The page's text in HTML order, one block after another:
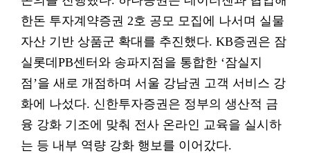
한돈 투자계약증권 2호 공모 모집에 나서며 실물
자산 기반 상품군 확대를 추진했다. KB증권은 잠
실롯데PB센터와 송파지점을 통합한 ‘잠실지
점’을 새로 개점하며 서울 강남권 고객 서비스 강
화에 나섰다. 신한투자증권은 정부의 생산적 금
융 강화 기조에 맞춰 전사 온라인 교육을 실시하
는 등 내부 역량 강화 행보를 이어갔다.